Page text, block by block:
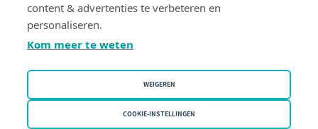
Gebruiksvoorwaarden
Privacy policy
content & advertenties te verbeteren en
personaliseren.
Kom meer te weten
WEIGEREN
COOKIE-INSTELLINGEN